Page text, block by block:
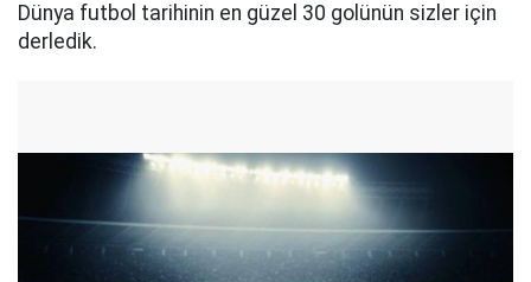
Dünya futbol tarihinin en güzel 30 golünün sizler için
derledik.